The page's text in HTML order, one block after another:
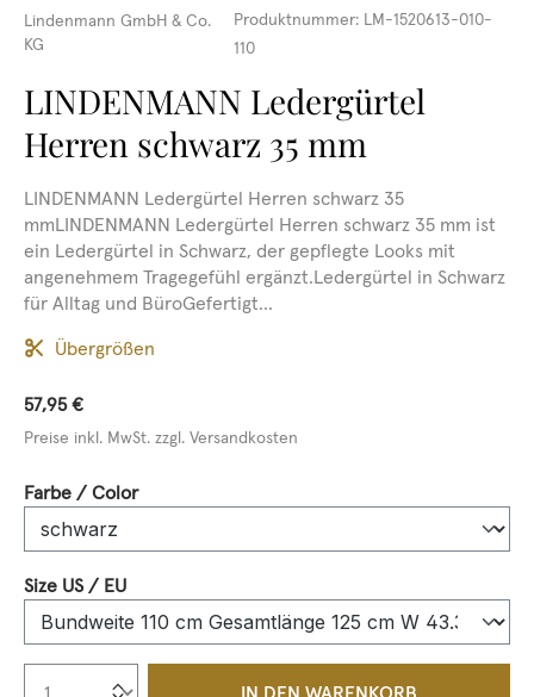
Lindenmann GmbH & Co.
KG
Produktnummer: LM-1520613-010-
110
LINDENMANN Ledergürtel
Herren schwarz 35 mm
LINDENMANN Ledergürtel Herren schwarz 35
mmLINDENMANN Ledergürtel Herren schwarz 35 mm ist
ein Ledergürtel in Schwarz, der gepflegte Looks mit
angenehmem Tragegefühl ergänzt.Ledergürtel in Schwarz
für Alltag und BüroGefertigt...
Übergrößen
57,95 €
Preise inkl. MwSt. zzgl. Versandkosten
Farbe / Colorauswählen
Size US / EUauswählen
Produkt Anzahl: Gib den
IN DEN WARENKORB